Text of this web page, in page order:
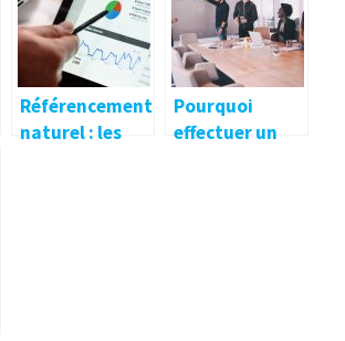
Référencement
naturel : les
Pourquoi
effectuer un